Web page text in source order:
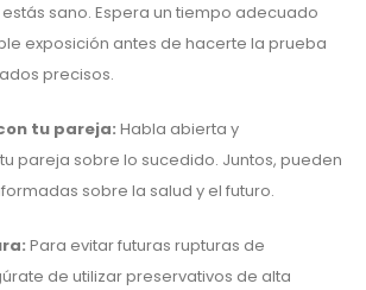
sano. Espera un tiempo adecuado
exposición antes de hacerte la prueba
precisos.
tu pareja: Habla abierta y
pareja sobre lo sucedido. Juntos, pueden
sobre la salud y el futuro.
Para evitar futuras rupturas de
de utilizar preservativos de alta